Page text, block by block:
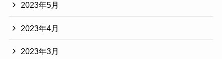
2023年5月
2023年4月
2023年3月